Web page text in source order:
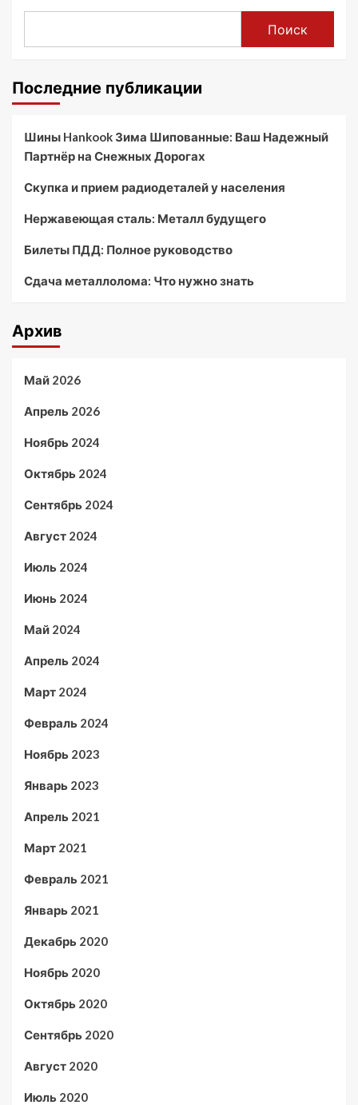
Поиск
Последние публикации
Шины Hankook Зима Шипованные: Ваш Надежный
Партнёр на Снежных Дорогах
Скупка и прием радиодеталей у населения
Нержавеющая сталь: Металл будущего
Билеты ПДД: Полное руководство
Сдача металлолома: Что нужно знать
Архив
Май 2026
Апрель 2026
Ноябрь 2024
Октябрь 2024
Сентябрь 2024
Август 2024
Июль 2024
Июнь 2024
Май 2024
Апрель 2024
Март 2024
Февраль 2024
Ноябрь 2023
Январь 2023
Апрель 2021
Март 2021
Февраль 2021
Январь 2021
Декабрь 2020
Ноябрь 2020
Октябрь 2020
Сентябрь 2020
Август 2020
Июль 2020